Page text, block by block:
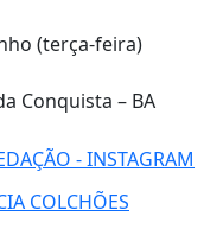
(terça-feira)
Conquista – BA